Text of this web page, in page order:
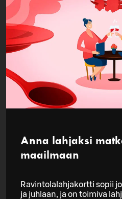
Anna lahjaksi
maailmaan
Ravintolalahjakortti sopii
ja juhlaan, ja on toimiva